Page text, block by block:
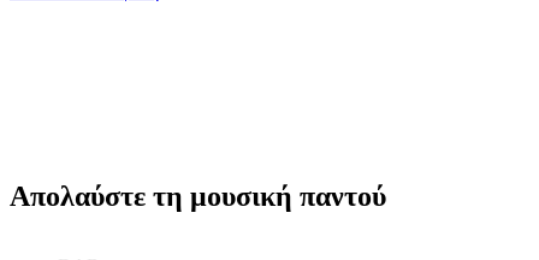
Απολαύστε τη μουσική παντού